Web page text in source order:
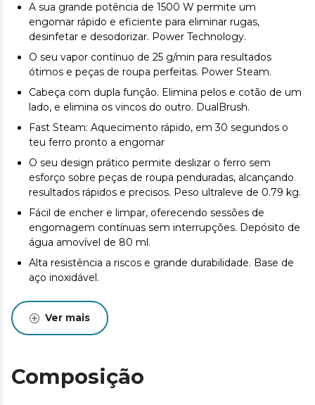
A sua grande potência de 1500 W permite um
engomar rápido e eficiente para eliminar rugas,
desinfetar e desodorizar. Power Technology.
O seu vapor contínuo de 25 g/min para resultados
ótimos e peças de roupa perfeitas. Power Steam.
Cabeça com dupla função. Elimina pelos e cotão de um
lado, e elimina os vincos do outro. DualBrush.
Fast Steam: Aquecimento rápido, em 30 segundos o
teu ferro pronto a engomar
O seu design prático permite deslizar o ferro sem
esforço sobre peças de roupa penduradas, alcançando
resultados rápidos e precisos. Peso ultraleve de 0.79 kg.
Fácil de encher e limpar, oferecendo sessões de
engomagem contínuas sem interrupções. Depósito de
água amovível de 80 ml.
Alta resistência a riscos e grande durabilidade. Base de
aço inoxidável.
Oferece maior liberdade de movimentos, sem limitar o
seu alcance enquanto engoma. Cabo de 1,9 m.
Engomagem vertical prática, rápida e eficiente, ideal
Mantém a roupa fresca, livre de maus odores e pronta a
Ver mais
Composição